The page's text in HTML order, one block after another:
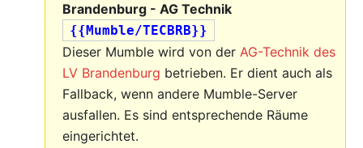
Brandenburg - AG Technik
{{Mumble/TECBRB}}
Dieser Mumble wird von der AG-Technik des
LV Brandenburg betrieben. Er dient auch als
Fallback, wenn andere Mumble-Server
ausfallen. Es sind entsprechende Räume
eingerichtet.